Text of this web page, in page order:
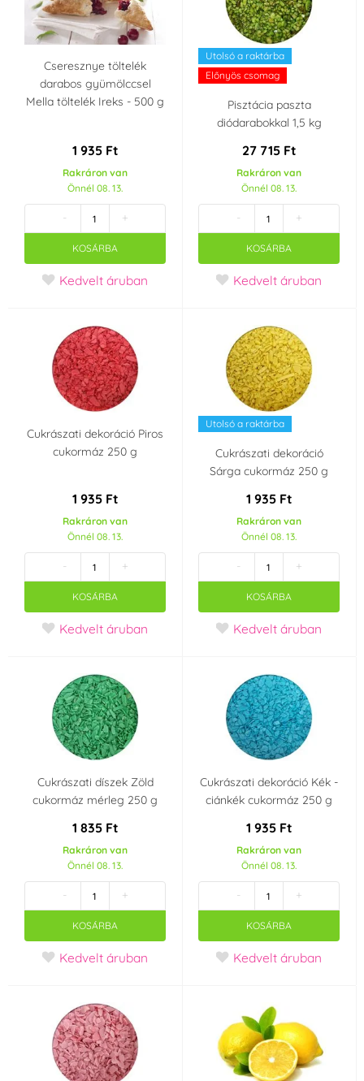
Cseresznye töltelék
darabos gyümölccsel
Mella töltelék Ireks - 500 g
1 935 Ft
Rakráron van
Önnél 08. 13.
- +
KOSÁRBA
Kedvelt áruban
Utolsó a raktárba
Előnyös csomag
Pisztácia paszta
diódarabokkal 1,5 kg
27 715 Ft
Rakráron van
Önnél 08. 13.
- +
KOSÁRBA
Kedvelt áruban
Cukrászati dekoráció Piros
cukormáz 250 g
1 935 Ft
Rakráron van
Önnél 08. 13.
- +
KOSÁRBA
Kedvelt áruban
Utolsó a raktárba
Cukrászati dekoráció
Sárga cukormáz 250 g
1 935 Ft
Rakráron van
Önnél 08. 13.
- +
KOSÁRBA
Kedvelt áruban
Cukrászati díszek Zöld
cukormáz mérleg 250 g
1 835 Ft
Rakráron van
Önnél 08. 13.
- +
KOSÁRBA
Kedvelt áruban
Cukrászati dekoráció Kék -
ciánkék cukormáz 250 g
1 935 Ft
Rakráron van
Önnél 08. 13.
- +
KOSÁRBA
Kedvelt áruban